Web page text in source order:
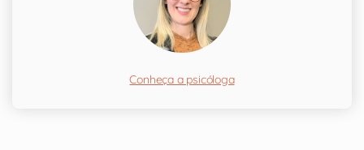
Conheça a psicóloga